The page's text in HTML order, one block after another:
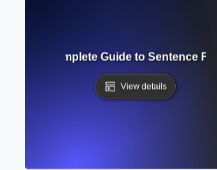
Voice? Complete Guide to Sentence
View details